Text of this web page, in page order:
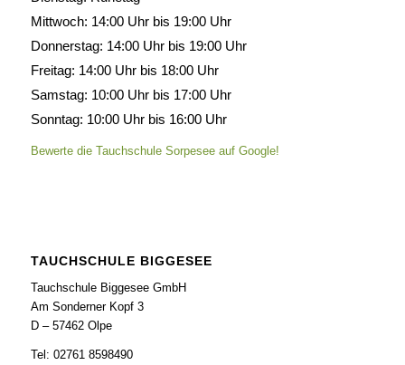
Mittwoch: 14:00 Uhr bis 19:00 Uhr
Donnerstag: 14:00 Uhr bis 19:00 Uhr
Freitag: 14:00 Uhr bis 18:00 Uhr
Samstag: 10:00 Uhr bis 17:00 Uhr
Sonntag: 10:00 Uhr bis 16:00 Uhr
Bewerte die Tauchschule Sorpesee auf Google!
TAUCHSCHULE BIGGESEE
Tauchschule Biggesee GmbH
Am Sonderner Kopf 3
D – 57462 Olpe
Tel: 02761 8598490